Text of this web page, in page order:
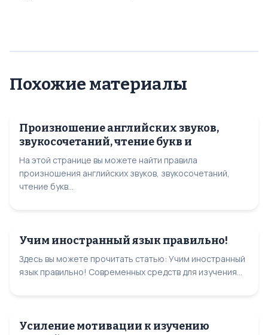
Похожие материалы
Произношение английских звуков,
звукосочетаний, чтение букв и
На этой странице вы можете найти правила
произношения английских звуков, звукосочетаний,
чтение букв...
Учим иностранный язык правильно!
Здесь вы можете прочитать статью: Учим иностранный
язык правильно! Современных средств для изучения...
Усиление мотивации к изучению